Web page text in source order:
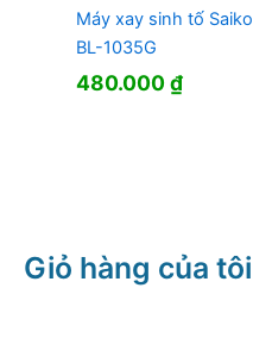
Máy xay sinh tố Saiko
BL-1035G
480.000₫
Giỏ hàng của tôi